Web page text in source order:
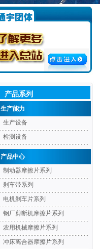
产品系列
生产能力
生产设备
检测设备
产品中心
制动器摩擦片系列
刹车带系列
电机刹车片系列
钢厂剪断机摩擦片系列
农用机械摩擦片系列
冲床离合器摩擦片系列